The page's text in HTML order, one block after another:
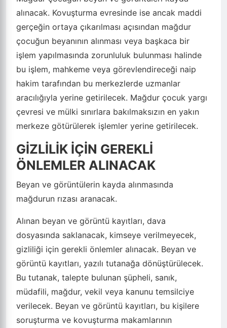
alınacak. Kovuşturma evresinde ise ancak maddi
gerçeğin ortaya çıkarılması açısından mağdur
çocuğun beyanının alınması veya başkaca bir
işlem yapılmasında zorunluluk bulunması halinde
bu işlem, mahkeme veya görevlendireceği naip
hakim tarafından bu merkezlerde uzmanlar
aracılığıyla yerine getirilecek. Mağdur çocuk yargı
çevresi ve mülki sınırlara bakılmaksızın en yakın
merkeze götürülerek işlemler yerine getirilecek.
GİZLİLİK İÇİN GEREKLİ
ÖNLEMLER ALINACAK
Beyan ve görüntülerin kayda alınmasında
mağdurun rızası aranacak.
Alınan beyan ve görüntü kayıtları, dava
dosyasında saklanacak, kimseye verilmeyecek,
gizliliği için gerekli önlemler alınacak. Beyan ve
görüntü kayıtları, yazılı tutanağa dönüştürülecek.
Bu tutanak, talepte bulunan şüpheli, sanık,
müdafili, mağdur, vekil veya kanunu temsilciye
verilecek. Beyan ve görüntü kayıtları, bu kişilere
soruşturma ve kovuşturma makamlarının